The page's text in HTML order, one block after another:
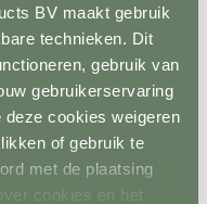
BV maakt gebruik
technieken. Dit
gebruik van
gebruikerservaring
cookies weigeren
of gebruik te
met de plaatsing
cookies en het